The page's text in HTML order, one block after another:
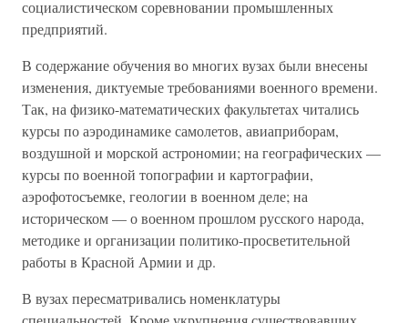
социалистическом соревновании промышленных
предприятий.
В содержание обучения во многих вузах были внесены
изменения, диктуемые требованиями военного времени.
Так, на физико-математических факультетах читались
курсы по аэродинамике самолетов, авиаприборам,
воздушной и морской астрономии; на географических —
курсы по военной топографии и картографии,
аэрофотосъемке, геологии в военном деле; на
историческом — о военном прошлом русского народа,
методике и организации политико-просветительной
работы в Красной Армии и др.
В вузах пересматривались номенклатуры